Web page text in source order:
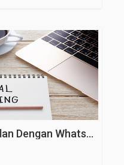
Mengoptimalkan Penjualan Dengan WhatsApp Business